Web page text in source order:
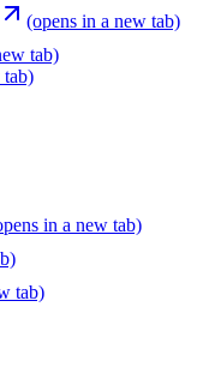
(opens in a new tab)
tab)
tab)
in a new tab)
tab)